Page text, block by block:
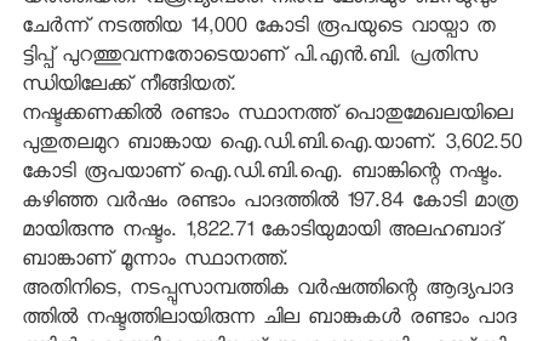
ചേര്‍ന്ന് നടത്തിയ 14,000 കോടി രൂപയുടെ വായ്പാ ത
ട്ടിപ്പ് പുറത്തുവന്നതോടെയാണ് പി.എന്‍.ബി. പ്രതിസ
ന്ധിയിലേക്ക് നീങ്ങിയത്.
നഷ്ടക്കണക്കില്‍ രണ്ടാം സ്ഥാനത്ത് പൊതുമേഖലയിലെ
പുതുതലമുറ ബാങ്കായ ഐ.ഡി.ബി.ഐ.യാണ്. 3,602.50
കോടി രൂപയാണ് ഐ.ഡി.ബി.ഐ. ബാങ്കിന്റെ നഷ്ടം.
കഴിഞ്ഞ വര്‍ഷം രണ്ടാം പാദത്തില്‍ 197.84 കോടി മാത്ര
മായിരുന്നു നഷ്ടം. 1,822.71 കോടിയുമായി അലഹബാദ്
ബാങ്കാണ് മൂന്നാം സ്ഥാനത്ത്.
അതിനിടെ, നടപ്പുസാമ്പത്തിക വര്‍ഷത്തിന്റെ ആദ്യപാദ
ത്തില്‍ നഷ്ടത്തിലായിരുന്ന ചില ബാങ്കുകള്‍ രണ്ടാം പാദ